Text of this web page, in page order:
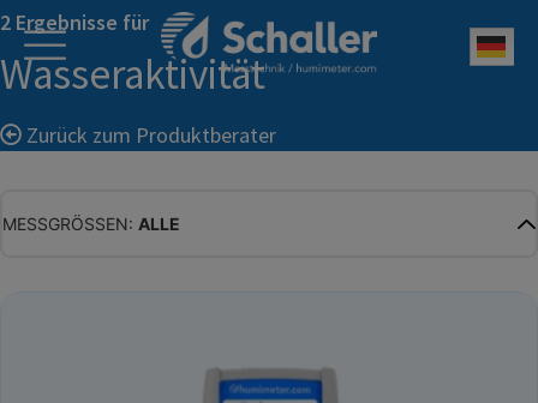
2 Ergebnisse für
Wasseraktivität
Zurück zum Produktberater
MESSGRÖSSEN: ALLE